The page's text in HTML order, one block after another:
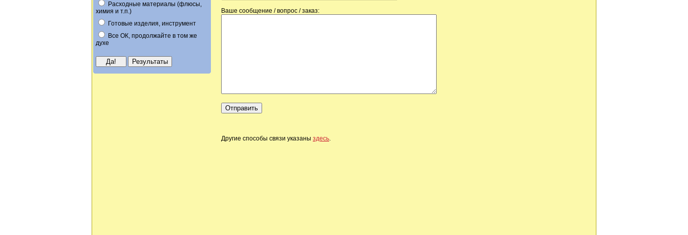
Расходные материалы (флюсы,
химия и т.п.)
Готовые изделия, инструмент
Все ОК, продолжайте в том же
духе
Ваше сообщение / вопрос / заказ:
Другие способы связи указаны здесь.